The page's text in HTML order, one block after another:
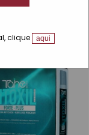
clique aqui